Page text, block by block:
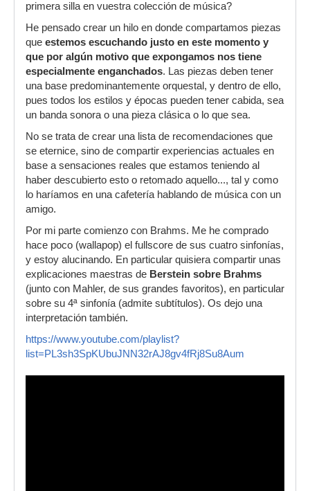
primera silla en vuestra colección de música?
He pensado crear un hilo en donde compartamos piezas
que estemos escuchando justo en este momento y
que por algún motivo que expongamos nos tiene
especialmente enganchados. Las piezas deben tener
una base predominantemente orquestal, y dentro de ello,
pues todos los estilos y épocas pueden tener cabida, sea
un banda sonora o una pieza clásica o lo que sea.
No se trata de crear una lista de recomendaciones que
se eternice, sino de compartir experiencias actuales en
base a sensaciones reales que estamos teniendo al
haber descubierto esto o retomado aquello..., tal y como
lo haríamos en una cafetería hablando de música con un
amigo.
Por mi parte comienzo con Brahms. Me he comprado
hace poco (wallapop) el fullscore de sus cuatro sinfonías,
y estoy alucinando. En particular quisiera compartir unas
explicaciones maestras de Berstein sobre Brahms
(junto con Mahler, de sus grandes favoritos), en particular
sobre su 4ª sinfonía (admite subtítulos). Os dejo una
interpretación también.
https://www.youtube.com/playlist?
list=PL3sh3SpKUbuJNN32rAJ8gv4fRj8Su8Aum